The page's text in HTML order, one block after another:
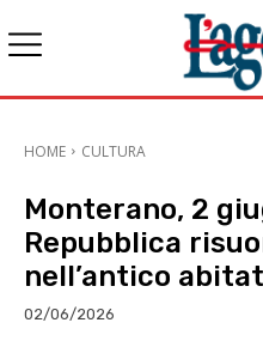
HOME CULTURA
Monterano, 2
Repubblica
nell’antico
02/06/2026